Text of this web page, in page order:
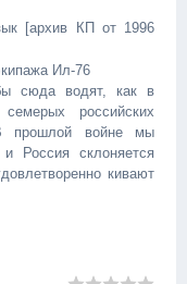
[архив КП от 1996
Ил-76
сюда водят, как в
российских
прошлой войне мы
Россия склоняется
кивают